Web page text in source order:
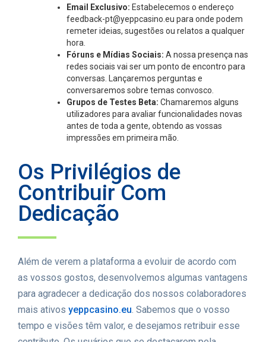
Email Exclusivo: Estabelecemos o endereço
feedback-pt@yeppcasino.eu para onde podem
remeter ideias, sugestões ou relatos a qualquer
hora.
Fóruns e Mídias Sociais: A nossa presença nas
redes sociais vai ser um ponto de encontro para
conversas. Lançaremos perguntas e
conversaremos sobre temas convosco.
Grupos de Testes Beta: Chamaremos alguns
utilizadores para avaliar funcionalidades novas
antes de toda a gente, obtendo as vossas
impressões em primeira mão.
Os Privilégios de
Contribuir Com
Dedicação
Além de verem a plataforma a evoluir de acordo com
as vossos gostos, desenvolvemos algumas vantagens
para agradecer a dedicação dos nossos colaboradores
mais ativos yeppcasino.eu. Sabemos que o vosso
tempo e visões têm valor, e desejamos retribuir esse